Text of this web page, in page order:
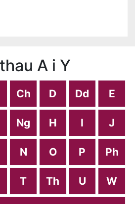
A i Y
Ch D Dd E
Ng H I J
N O P Ph
T Th U W